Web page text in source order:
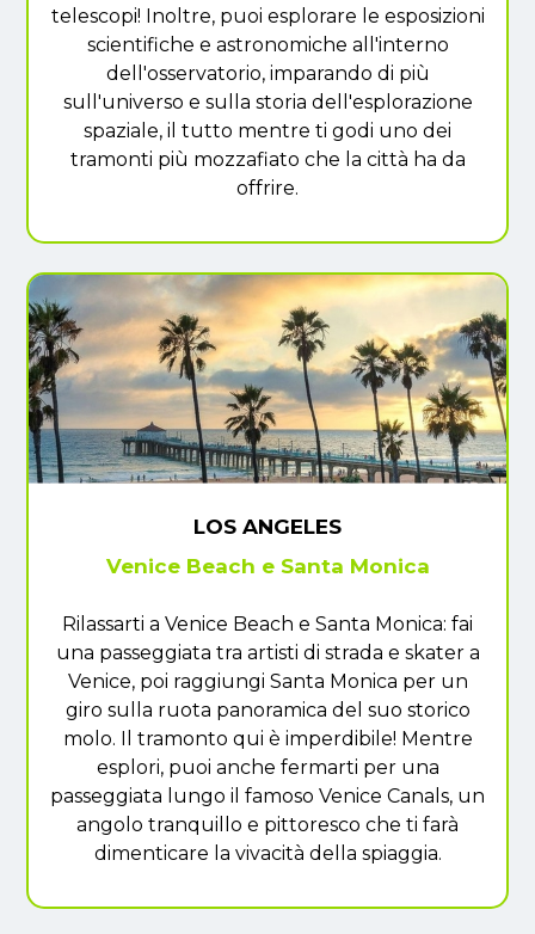
telescopi! Inoltre, puoi esplorare le esposizioni
scientifiche e astronomiche all'interno
dell'osservatorio, imparando di più
sull'universo e sulla storia dell'esplorazione
spaziale, il tutto mentre ti godi uno dei
tramonti più mozzafiato che la città ha da
offrire.
LOS ANGELES
Venice Beach e Santa Monica
Rilassarti a Venice Beach e Santa Monica: fai
una passeggiata tra artisti di strada e skater a
Venice, poi raggiungi Santa Monica per un
giro sulla ruota panoramica del suo storico
molo. Il tramonto qui è imperdibile! Mentre
esplori, puoi anche fermarti per una
passeggiata lungo il famoso Venice Canals, un
angolo tranquillo e pittoresco che ti farà
dimenticare la vivacità della spiaggia.